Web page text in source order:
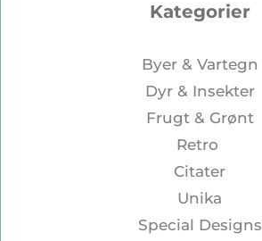
Kategorier
Byer & Vartegn
Dyr & Insekter
Frugt & Grønt
Retro
Citater
Unika
Special Designs